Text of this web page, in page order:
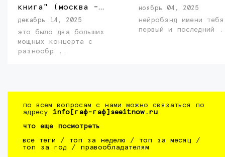
книга" (москва -
санкт-петербург,
2024)
декабрь 14, 2025
это было два больших
мощных концерта с
разнообр...
ноябрь 04, 2025
нейробэнд имени
по всем вопросам с нами можно связаться по
адресу info[гаф-гаф]seeitnow.ru
что еще посмотреть
все теги / топ за неделю / топ за месяц /
топ за год / правообладателям